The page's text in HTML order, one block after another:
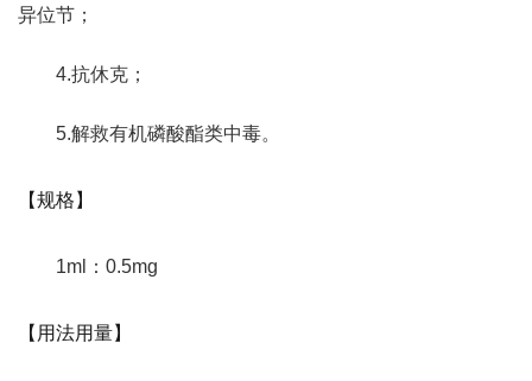
异位节；
4.抗休克；
5.解救有机磷酸酯类中毒。
【规格】
1ml：0.5mg
【用法用量】